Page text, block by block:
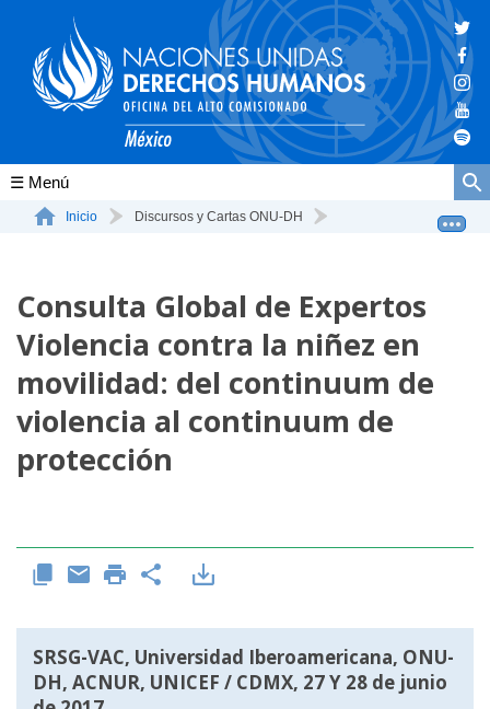
Conócenos
La ONU-DH en México
Vacantes ONU-DH México
ONU-DH en el tiempo
Inicio Discursos y Cartas ONU-DH
Consulta Global de Expertos
Violencia contra la niñez en
movilidad: del continuum de
violencia al continuum de
protección
SRSG-VAC, Universidad Iberoamericana, ONU-
DH, ACNUR, UNICEF / CDMX, 27 Y 28 de junio